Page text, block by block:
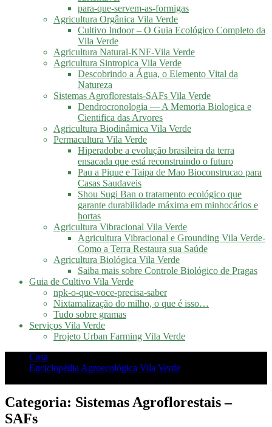
para-que-servem-as-formigas
Agricultura Orgânica Vila Verde
Cultivo Indoor – O Guia Ecológico Completo da
Vila Verde
Agricultura Natural-KNF-Vila Verde
Agricultura Sintropica Vila Verde
Descobrindo a Água, o Elemento Vital da
Natureza
Sistemas Agroflorestais-SAFs Vila Verde
Dendrocronologia — A Memoria Biologica e
Cientifica das Arvores
Agricultura Biodinâmica Vila Verde
Permacultura Vila Verde
Hiperadobe a evolução brasileira da terra
ensacada que está reconstruindo o futuro
Pau a Pique e Taipa de Mao Bioconstrucao para
Casas Saudaveis
Shou Sugi Ban o tratamento ecológico que
garante durabilidade máxima em minhocários e
hortas
Agricultura Vibracional Vila Verde
Agricultura Vibracional e Grounding Vila Verde-
Como a Terra Restaura sua Saúde
Agricultura Biológica Vila Verde
Saiba mais sobre Controle Biológico de Pragas
Guia de Cultivo Vila Verde
npk-o-que-voce-precisa-saber
Nixtamalização do milho, o que é isso…
Tudo sobre gramas
Serviços Vila Verde
Projeto Urban Farming Vila Verde
Casa
Enciclopédia Agroecológica Vila Verde
Categoria: Sistemas Agroflorestais –
SAFs